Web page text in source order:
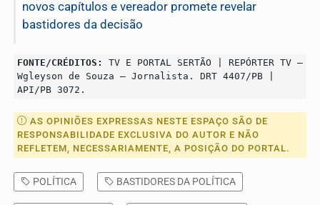
novos capítulos e vereador promete revelar
bastidores da decisão
FONTE/CRÉDITOS:
TV E PORTAL SERTÃO | REPÓRTER TV –
Wgleyson de Souza – Jornalista. DRT 4407/PB |
API/PB 3072.
AS OPINIÕES EXPRESSAS NESTE ESPAÇO SÃO DE
RESPONSABILIDADE EXCLUSIVA DO AUTOR E NÃO
REFLETEM, NECESSARIAMENTE, A POSIÇÃO DO PORTAL.
POLÍTICA BASTIDORES DA POLÍTICA